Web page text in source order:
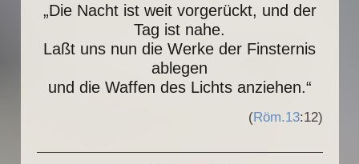
„Die Nacht ist weit vorgerückt, und der
Tag ist nahe.
Laßt uns nun die Werke der Finsternis
ablegen
und die Waffen des Lichts anziehen.“
(Röm.13:12)